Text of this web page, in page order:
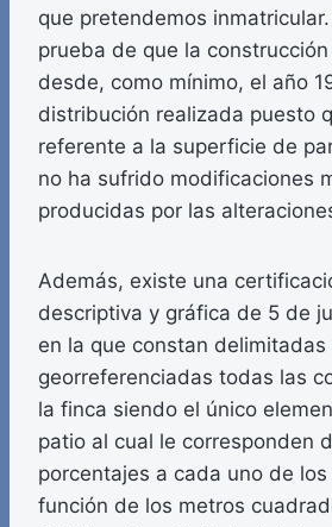
que pretendemos
prueba de que la
desde, como mínimo, el año
distribución realizada puesto
referente a la superficie de
no ha sufrido modificaciones
producidas por las
Además, existe una
descriptiva y gráfica de 5 de
en la que constan delimitadas
georreferenciadas todas las
la finca siendo el único
patio al cual le corresponden
porcentajes a cada uno de
función de los metros